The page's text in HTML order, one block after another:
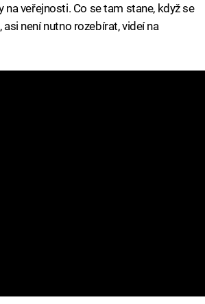
na veřejnosti. Co se tam stane, když se
není nutno rozebírat, videí na